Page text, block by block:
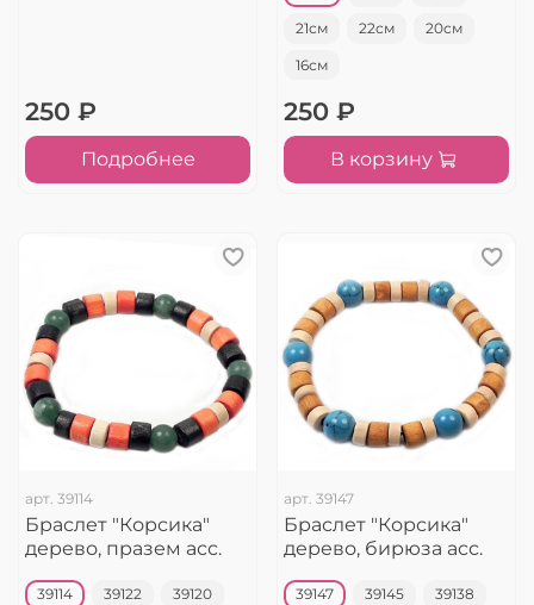
250 ₽
Подробнее
21см 22см 20см
16см
250 ₽
В корзину
арт. 39114
Браслет "Корсика"
дерево, празем асс.
39114 39122 39120
арт. 39147
Браслет "Корсика"
дерево, бирюза асс.
39147 39145 39138